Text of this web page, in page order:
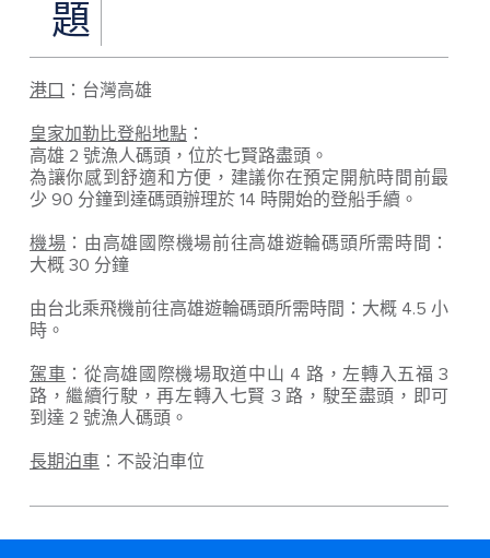
題
港口 ：台灣高雄
皇家加勒比登船地點：
高雄 2 號漁人碼頭，位於七賢路盡頭。
為讓你感到舒適和方便，建議你在預定開航時間前最
少 90 分鐘到達碼頭辦理於 14 時開始的登船手續。
機場 ：由高雄國際機場前往高雄遊輪碼頭所需時間：
大概 30 分鐘
由台北乘飛機前往高雄遊輪碼頭所需時間：大概 4.5 小
時。
駕車 ：從高雄國際機場取道中山 4 路，左轉入五福 3
路，繼續行駛，再左轉入七賢 3 路，駛至盡頭，即可
到達 2 號漁人碼頭。
長期泊車：不設泊車位